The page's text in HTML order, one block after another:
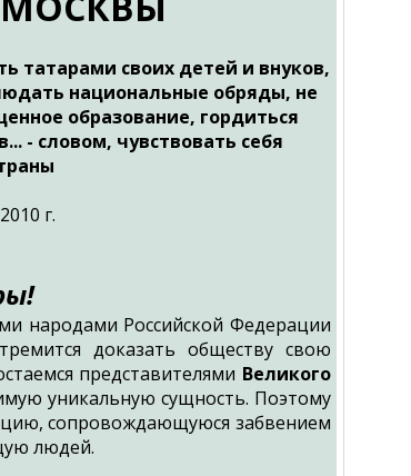
татарами своих детей и внуков,
национальные обряды, не
образование, гордиться
- словом, чувствовать себя
г.
народами Российской Федерации
доказать обществу свою
представителями Великого
уникальную сущность. Поэтому
сопровождающуюся забвением
людей.